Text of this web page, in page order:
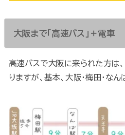
大阪まで「高速バス」＋電車
高速バスで大阪に来られた方は
りますが、基本、大阪・梅田・な